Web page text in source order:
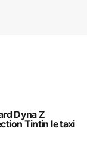
Dyna Z
Tintin le taxi